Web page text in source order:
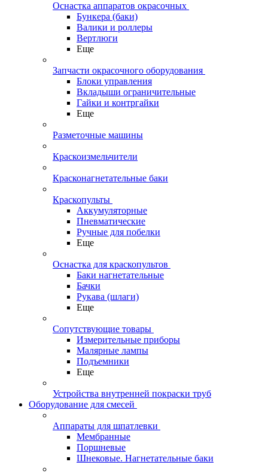
Оснастка аппаратов окрасочных
Бункера (баки)
Валики и роллеры
Вертлюги
Еще
Запчасти окрасочного оборудования
Блоки управления
Вкладыши ограничительные
Гайки и контргайки
Еще
Разметочные машины
Краскоизмельчители
Красконагнетательные баки
Краскопульты
Аккумуляторные
Пневматические
Ручные для побелки
Еще
Оснастка для краскопультов
Баки нагнетательные
Бачки
Рукава (шлаги)
Еще
Сопутствующие товары
Измерительные приборы
Малярные лампы
Подъемники
Еще
Устройства внутренней покраски труб
Оборудование для смесей
Аппараты для шпатлевки
Мембранные
Поршневые
Шнековые. Нагнетательные баки